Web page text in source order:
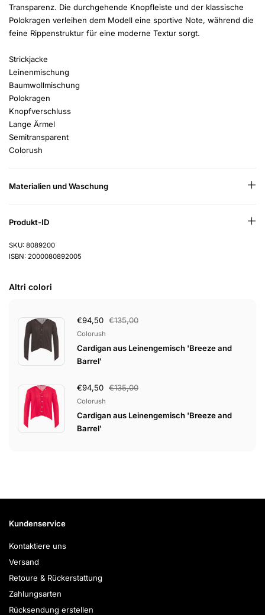
Transparenz. Die durchgehende Knopfleiste und der klassische
Polokragen verleihen dem Modell eine sportive Note, während die
feine Rippenstruktur für eine moderne Textur sorgt.
Strickjacke
Leinenmischung
Baumwollmischung
Polokragen
Knopfverschluss
Lange Ärmel
Semitransparent
Colorush
Materialien und Waschung
Produkt-ID
SKU: 8089200
ISBN: 2000080892005
Altri colori
€94,50 €135,00
Colorush
Cardigan aus Leinengemisch 'Breeze and
Barrel'
€94,50 €135,00
Colorush
Cardigan aus Leinengemisch 'Breeze and
Barrel'
Kundenservice
Kontaktiere uns
Versand
Retoure & Rückerstattung
Zahlungsarten
Rücksendung erstellen